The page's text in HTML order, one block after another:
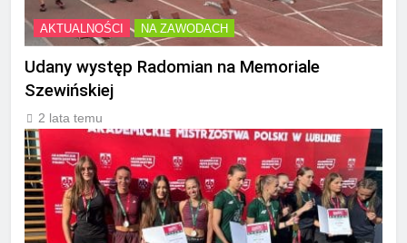
AKTUALNOŚCI NA ZAWODACH
Udany występ Radomian na Memoriale
Szewińskiej
2 lata temu